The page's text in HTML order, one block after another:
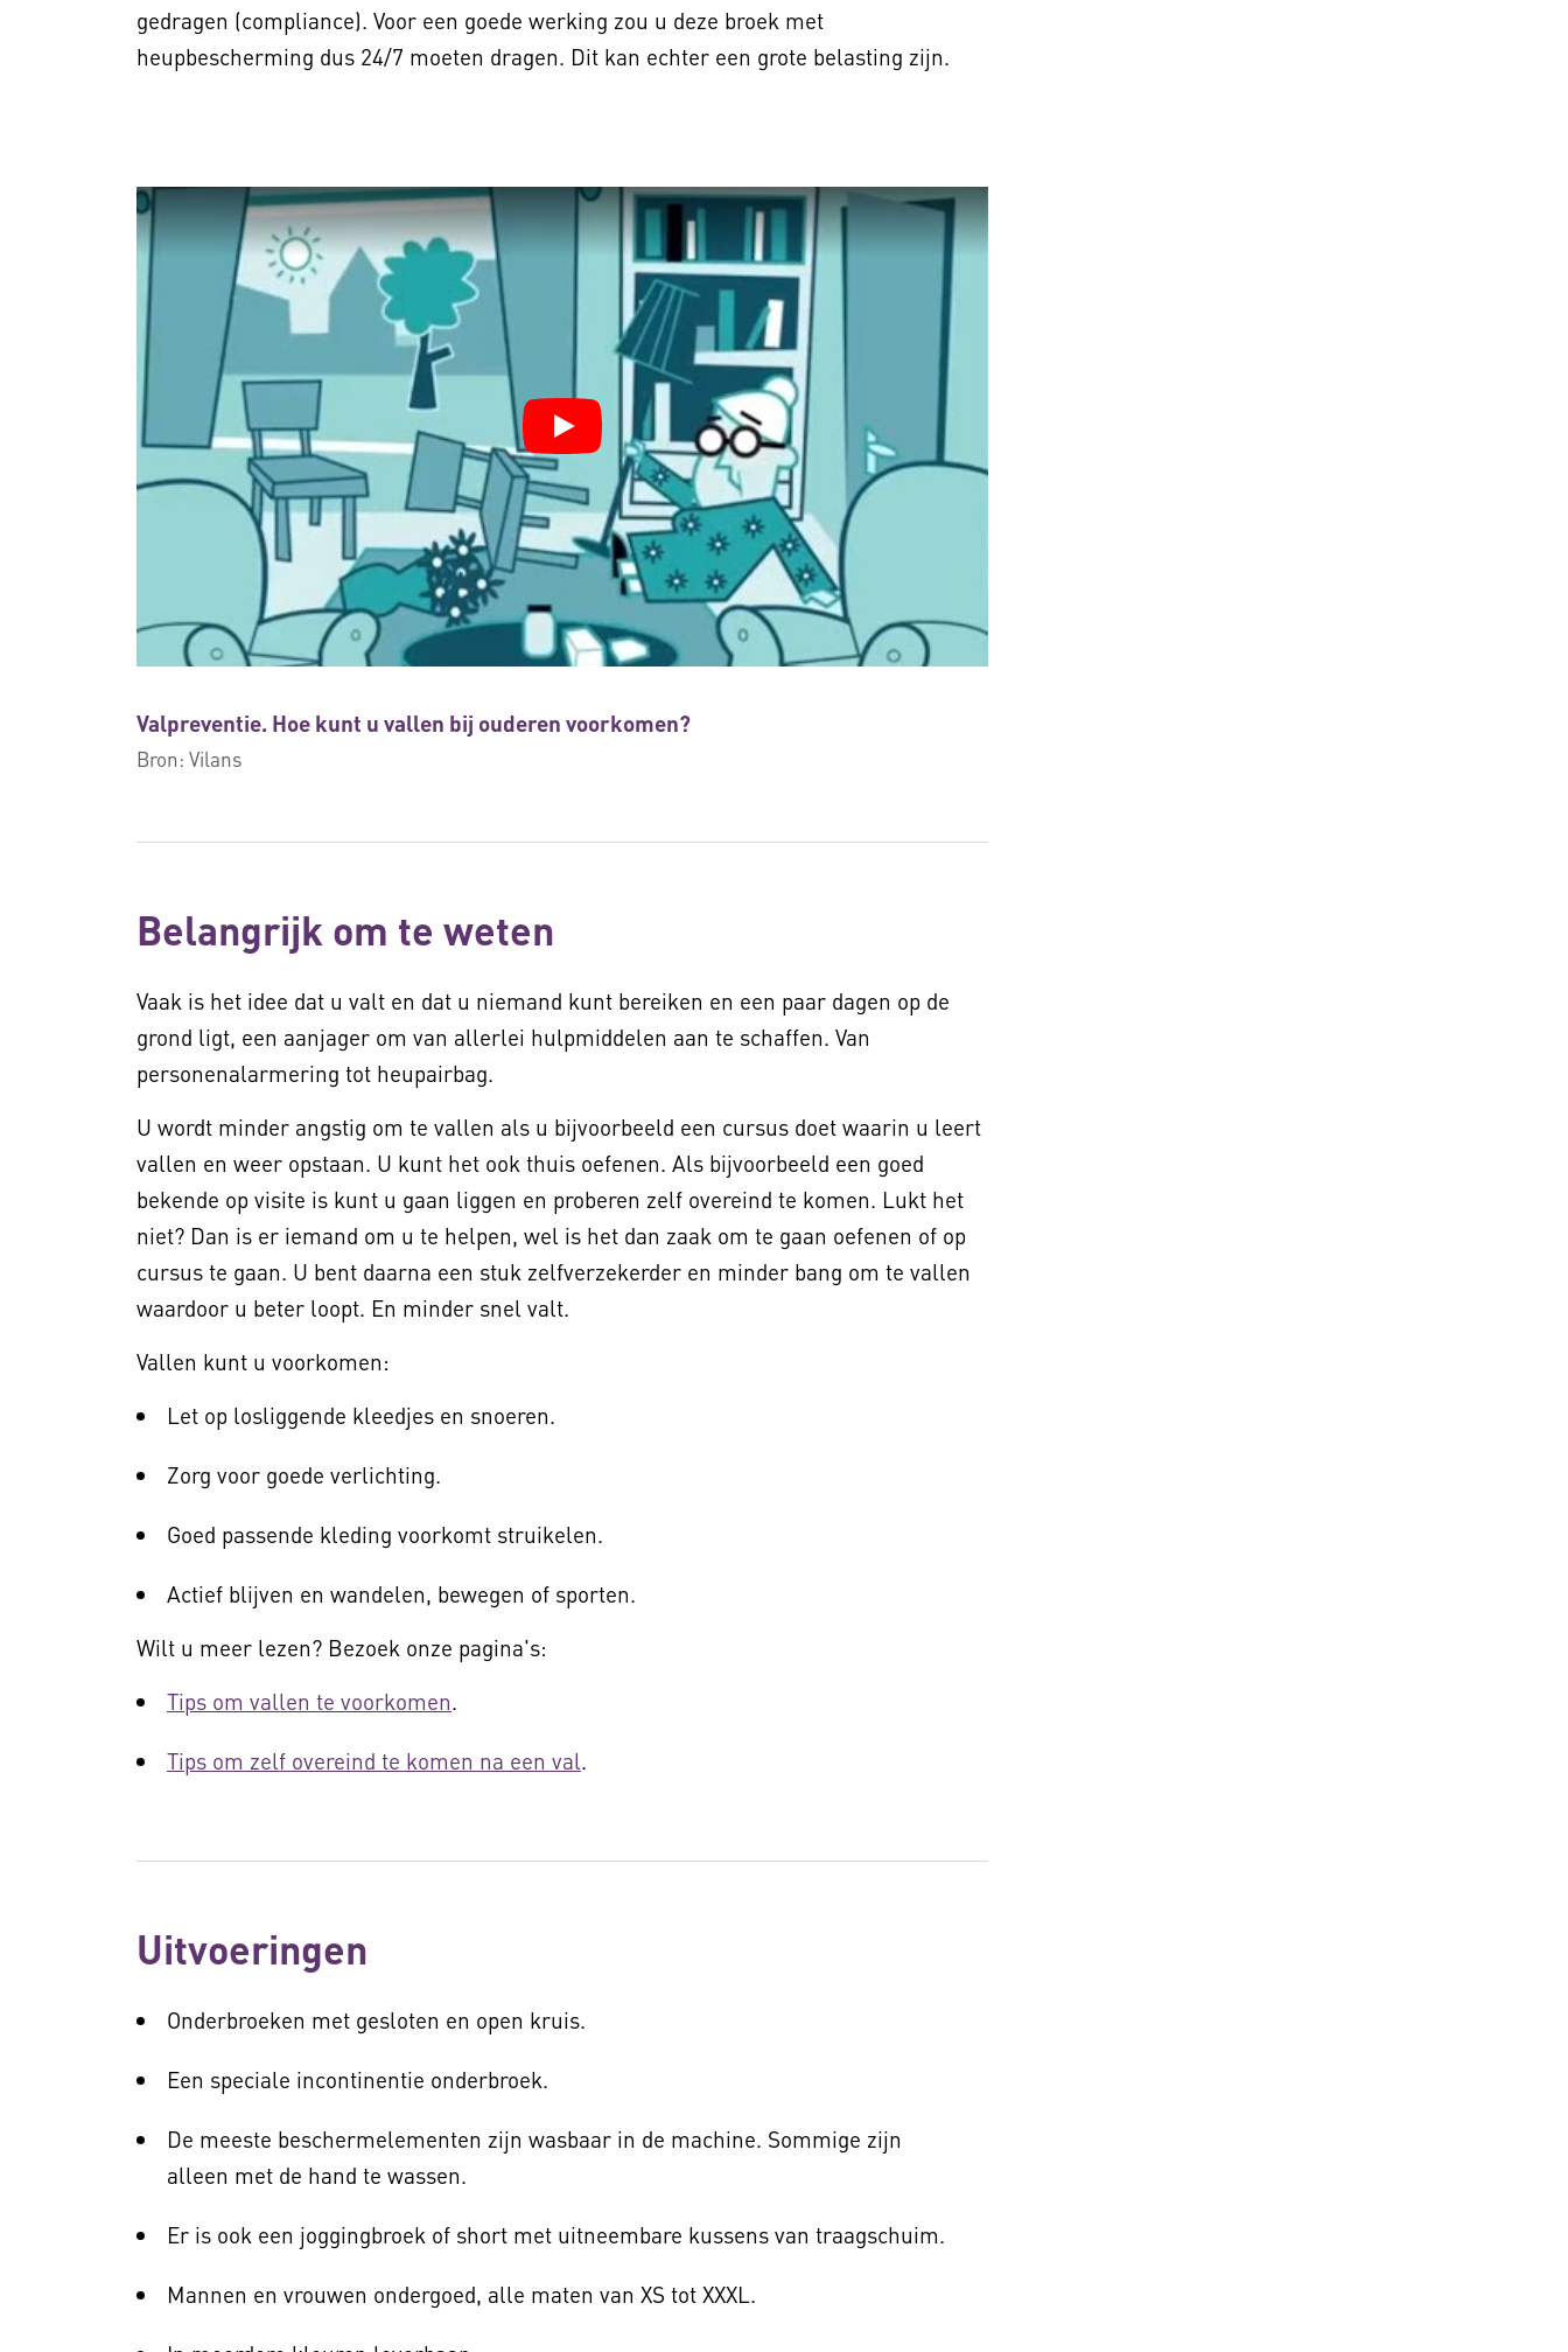
gedragen (compliance). Voor een goede werking zou u deze broek met
heupbescherming dus 24/7 moeten dragen. Dit kan echter een grote belasting zijn.
Valpreventie. Hoe kunt u vallen bij ouderen voorkomen?
Bron: Vilans
Belangrijk om te weten
Vaak is het idee dat u valt en dat u niemand kunt bereiken en een paar dagen op de
grond ligt, een aanjager om van allerlei hulpmiddelen aan te schaffen. Van
personenalarmering tot heupairbag.
U wordt minder angstig om te vallen als u bijvoorbeeld een cursus doet waarin u leert
vallen en weer opstaan. U kunt het ook thuis oefenen. Als bijvoorbeeld een goed
bekende op visite is kunt u gaan liggen en proberen zelf overeind te komen. Lukt het
niet? Dan is er iemand om u te helpen, wel is het dan zaak om te gaan oefenen of op
cursus te gaan. U bent daarna een stuk zelfverzekerder en minder bang om te vallen
waardoor u beter loopt. En minder snel valt.
Vallen kunt u voorkomen:
Let op losliggende kleedjes en snoeren.
Zorg voor goede verlichting.
Goed passende kleding voorkomt struikelen.
Actief blijven en wandelen, bewegen of sporten.
Wilt u meer lezen? Bezoek onze pagina's:
Tips om vallen te voorkomen.
Tips om zelf overeind te komen na een val.
Uitvoeringen
Onderbroeken met gesloten en open kruis.
Een speciale incontinentie onderbroek.
De meeste beschermelementen zijn wasbaar in de machine. Sommige zijn
alleen met de hand te wassen.
Er is ook een joggingbroek of short met uitneembare kussens van traagschuim.
Mannen en vrouwen ondergoed, alle maten van XS tot XXXL.